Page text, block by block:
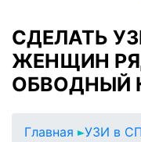
СДЕЛАТЬ
ЖЕНЩИН
ОБВОДНЫЙ
Главная УЗИ в